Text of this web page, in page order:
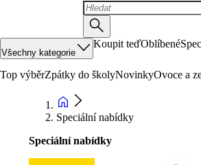
Všechny kategorie
Koupit teďOblíbené
Top výběrZpátky do školyNovinkyOvoce a
Speciální nabídky
Speciální nabídky